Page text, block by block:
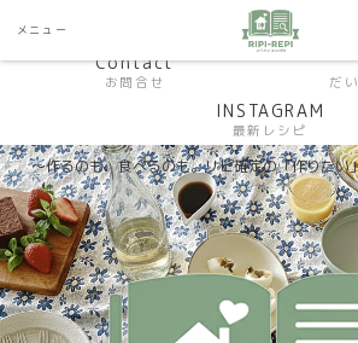
〜作るのも、食べるのも。リピ確定の「作りたい
Contact
お問合せ だ
INSTAGRAM
最新レシピ
メニュー